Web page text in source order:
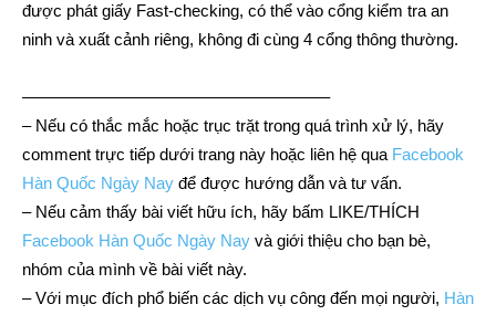
được phát giấy Fast-checking, có thể vào cổng kiểm tra an
ninh và xuất cảnh riêng, không đi cùng 4 cổng thông thường.
——————————————————–
– Nếu có thắc mắc hoặc trục trặt trong quá trình xử lý, hãy
comment trực tiếp dưới trang này hoặc liên hệ qua Facebook
Hàn Quốc Ngày Nay để được hướng dẫn và tư vấn.
– Nếu cảm thấy bài viết hữu ích, hãy bấm LIKE/THÍCH
Facebook Hàn Quốc Ngày Nay và giới thiệu cho bạn bè,
nhóm của mình về bài viết này.
– Với mục đích phổ biến các dịch vụ công đến mọi người, Hàn